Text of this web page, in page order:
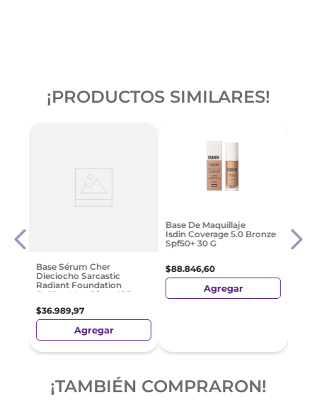
¡PRODUCTOS SIMILARES!
Base Sérum Cher
Dieciocho Sarcastic
Radiant Foundation
Golden Macchiato 425
$36.989,97
Agregar
Base De Maquillaje
Isdin Coverage 5.0 Bronze
Spf50+ 30 G
$88.846,60
Agregar
¡TAMBIÉN COMPRARON!